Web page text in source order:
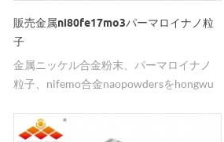
販売金属ni80fe17mo3パーマロイナノ粒
子
金属ニッケル合金粉末、パーマロイナノ
粒子、nifemo合金naopowdersをhongwu
nbsp;専門のナノ粒子サプライヤーです。